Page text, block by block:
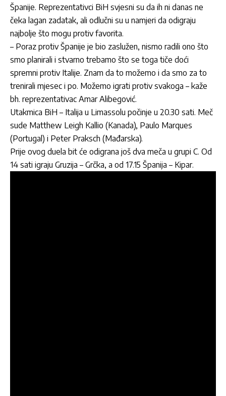
Španije. Reprezentativci BiH svjesni su da ih ni danas ne
čeka lagan zadatak, ali odlučni su u namjeri da odigraju
najbolje što mogu protiv favorita.
– Poraz protiv Španije je bio zaslužen, nismo radili ono što
smo planirali i stvarno trebamo što se toga tiče doći
spremni protiv Italije. Znam da to možemo i da smo za to
trenirali mjesec i po. Možemo igrati protiv svakoga – kaže
bh. reprezentativac Amar Alibegović.
Utakmica BiH – Italija u Limassolu počinje u 20.30 sati. Meč
sude Matthew Leigh Kallio (Kanada), Paulo Marques
(Portugal) i Peter Praksch (Mađarska).
Prije ovog duela bit će odigrana još dva meča u grupi C. Od
14 sati igraju Gruzija – Grčka, a od 17.15 Španija – Kipar.